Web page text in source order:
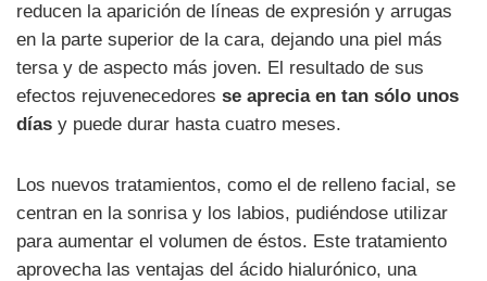
reducen la aparición de líneas de expresión y arrugas
en la parte superior de la cara, dejando una piel más
tersa y de aspecto más joven. El resultado de sus
efectos rejuvenecedores se aprecia en tan sólo unos
días y puede durar hasta cuatro meses.
Los nuevos tratamientos, como el de relleno facial, se
centran en la sonrisa y los labios, pudiéndose utilizar
para aumentar el volumen de éstos. Este tratamiento
aprovecha las ventajas del ácido hialurónico, una